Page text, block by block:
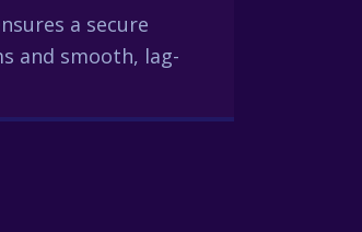
a secure
and smooth, lag-